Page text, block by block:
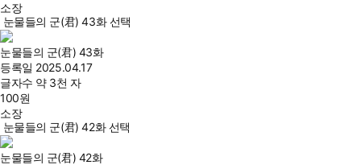
소장
눈물들의 군(君) 43화 선택
눈물들의 군(君) 43화
등록일 2025.04.17
글자수 약 3천 자
100원
소장
눈물들의 군(君) 42화 선택
눈물들의 군(君) 42화